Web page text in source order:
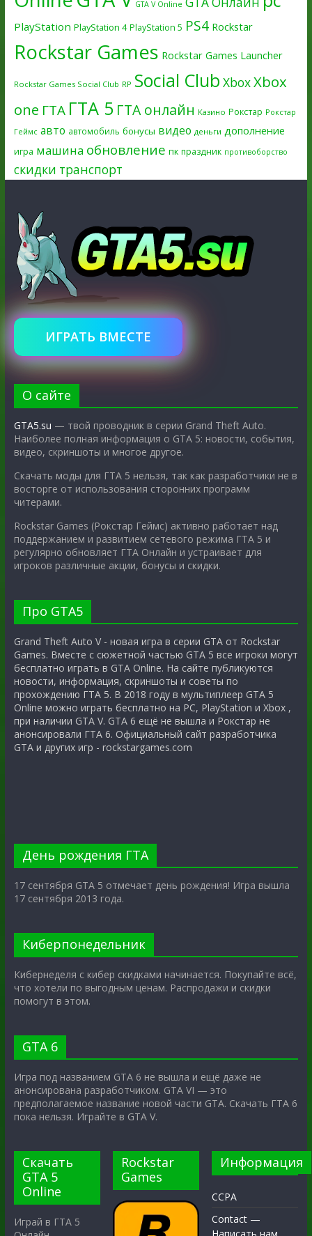
GTA V Online
PlayStation PlayStation 4 PlayStation 5 PS4 Rockstar
Rockstar Games Rockstar Games Launcher
Rockstar Games Social Club RP Social Club XboxXbox
one ГТА ГТА 5 ГТА онлайн Казино Рокстар Рокстар
Геймс авто автомобиль бонусы видео деньги дополнение
игра машина обновление пк праздник противоборство
скидки транспорт
ИГРАТЬ ВМЕСТЕ
О сайте
GTA5.su — твой проводник в серии Grand Theft Auto.
Наиболее полная информация о GTA 5: новости, события,
видео, скриншоты и многое другое.
Скачать моды для ГТА 5 нельзя, так как разработчики не в
восторге от использования сторонних программ
читерами.
Rockstar Games (Рокстар Геймс) активно работает над
поддержанием и развитием сетевого режима ГТА 5 и
регулярно обновляет ГТА Онлайн и устраивает для
игроков различные акции, бонусы и скидки.
Про GTA5
Grand Theft Auto V - новая игра в серии GTA от Rockstar
Games. Вместе с сюжетной частью GTA 5 все игроки могут
бесплатно играть в GTA Online. На сайте публикуются
новости, информация, скриншоты и советы по
прохождению ГТА 5. В 2018 году в мультиплеер GTA 5
Online можно играть бесплатно на PC, PlayStation и Xbox ,
при наличии GTA V. GTA 6 ещё не вышла и Рокстар не
анонсировали ГТА 6. Официальный сайт разработчика
GTA и других игр - rockstargames.com
День рождения ГТА
17 сентября GTA 5 отмечает день рождения! Игра вышла
17 сентября 2013 года.
Киберпонедельник
Кибернеделя с кибер скидками начинается. Покупайте всё,
что хотели по выгодным ценам. Распродажи и скидки
помогут в этом.
GTA 6
Игра под названием GTA 6 не вышла и ещё даже не
анонсирована разработчиком. GTA VI — это
предполагаемое название новой части GTA. Скачать ГТА 6
пока нельзя. Играйте в GTA V.
Скачать
GTA 5
Online
Играй в ГТА 5
Rockstar
Games
Информация
CCPA
Contact —